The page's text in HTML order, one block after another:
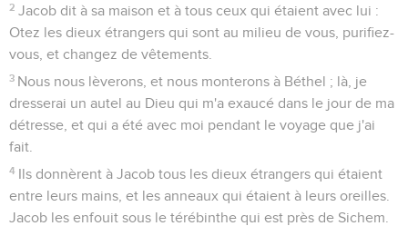
2 Jacob dit à sa maison et à tous ceux qui étaient avec lui :
Otez les dieux étrangers qui sont au milieu de vous, purifiez-
vous, et changez de vêtements.
3 Nous nous lèverons, et nous monterons à Béthel ; là, je
dresserai un autel au Dieu qui m'a exaucé dans le jour de ma
détresse, et qui a été avec moi pendant le voyage que j'ai
fait.
4 Ils donnèrent à Jacob tous les dieux étrangers qui étaient
entre leurs mains, et les anneaux qui étaient à leurs oreilles.
Jacob les enfouit sous le térébinthe qui est près de Sichem.